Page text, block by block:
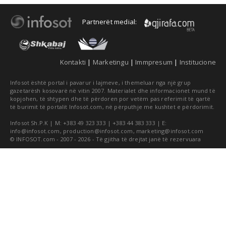
Partnerët medial:
Kontakti | Marketingu | Immpresum | Institucione
Infosot është portal i pavarur i lajmeve, i themeluar nga një grup
gazetarësh kosovarë në vitin 2007. Materialet dhe informacionet mund të
kopjohen, të shtypen dhe të përdoren por vetëm pas referimit të qartë
të burimit të portalit Infosot.com, në përputhje me kushtet e përdorimit.
Infosot Sh.P.K | M: +383 49 323 333 | +383 44 383 333 | E:
info@infosot.com , production@infosot.com , marketing@infosot.com
© INFOSOT.com - 2007 - 2026 - Të gjitha të drejtat janë të rezervuara